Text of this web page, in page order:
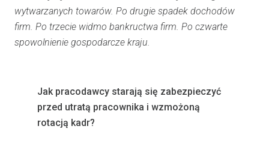
wytwarzanych towarów. Po drugie spadek dochodów
firm. Po trzecie widmo bankructwa firm. Po czwarte
spowolnienie gospodarcze kraju.
Jak pracodawcy starają się zabezpieczyć
przed utratą pracownika i wzmożoną
rotacją kadr?